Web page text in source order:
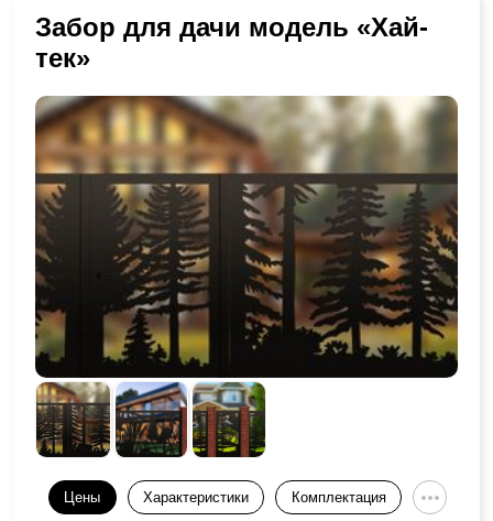
Забор для дачи модель «Хай-
тек»
Цены Характеристики Комплектация